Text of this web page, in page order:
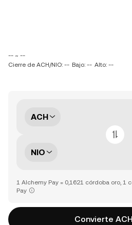
-- ~ --
Cierre de ACH/NIO: -- Bajo: -- Alto: --
ACH
NIO
1 Alchemy Pay = 0,1621 córdoba oro, 1
Pay
Convierte